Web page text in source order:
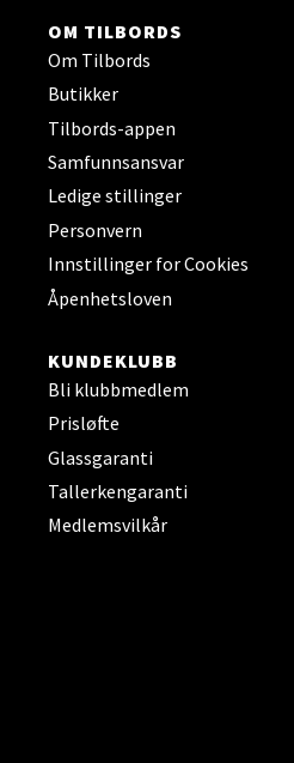
OM TILBORDS
Om Tilbords
Butikker
Tilbords-appen
Samfunnsansvar
Ledige stillinger
Personvern
Innstillinger for Cookies
Åpenhetsloven
KUNDEKLUBB
Bli klubbmedlem
Prisløfte
Glassgaranti
Tallerkengaranti
Medlemsvilkår